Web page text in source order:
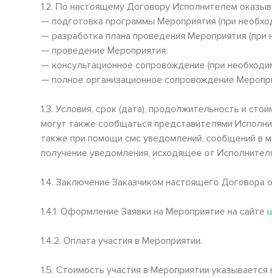
1.2. По настоящему Договору Исполнителем
— подготовка программы Мероприятия (при
— разработка плана проведения Мероприятия (при
— проведение Мероприятия;
— консультационное сопровождение (при
— полное организационное сопровождение
1.3. Условия, срок (дата), продолжительность и
могут также сообщаться представителями
также при помощи смс уведомлений, сообщений в
получение уведомления, исходящее от
1.4. Заключение Заказчиком настоящего
1.4.1. Оформление Заявки на Мероприятие на сайте
1.4.2. Оплата участия в Мероприятии.
1.5. Стоимость участия в Мероприятии